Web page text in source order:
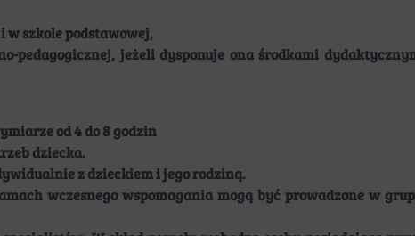
w szkole podstawowej,
pedagogicznej, jeżeli dysponuje ona środkami
od 4 do 8 godzin
dziecka.
z dzieckiem i jego rodziną.
wczesnego wspomagania mogą być prowadzone w